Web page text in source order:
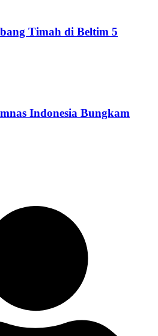
Timah di Beltim 5
Indonesia Bungkam